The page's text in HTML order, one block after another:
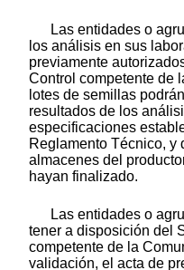
Las entidades o
los análisis en sus
previamente
Control competente de
lotes de semillas
resultados de los
especificaciones
Reglamento Técnico, y
almacenes del
hayan finalizado.
Las entidades o
tener a disposición del
competente de la
validación, el acta de